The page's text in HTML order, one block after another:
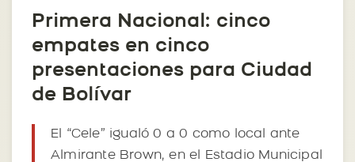
Primera Nacional: cinco
empates en cinco
presentaciones para Ciudad
de Bolívar
El “Cele” igualó 0 a 0 como local ante
Almirante Brown, en el Estadio Municipal